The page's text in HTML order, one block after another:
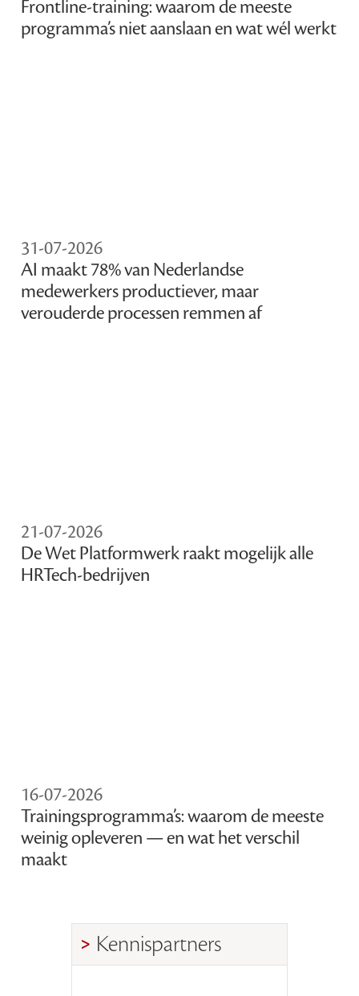
Frontline-training: waarom de meeste
programma’s niet aanslaan en wat wél werkt
31-07-2026
AI maakt 78% van Nederlandse
medewerkers productiever, maar
verouderde processen remmen af
21-07-2026
De Wet Platformwerk raakt mogelijk alle
HRTech-bedrijven
16-07-2026
Trainingsprogramma’s: waarom de meeste
weinig opleveren — en wat het verschil
maakt
Kennispartners